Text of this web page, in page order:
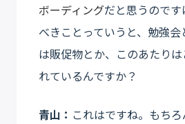
ボーディングだと思うので
べきことっていうと、勉強
は販促物とか、このあたり
れているんですか？
青山： これはですね。もちろ